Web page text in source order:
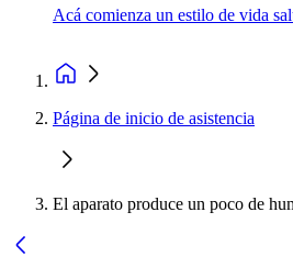
Acá comienza un estilo de vida
Página de inicio de asistencia
El aparato produce un poco de